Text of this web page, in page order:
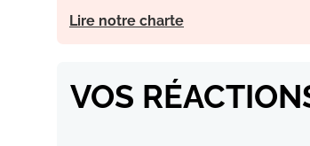
Lire notre charte
VOS